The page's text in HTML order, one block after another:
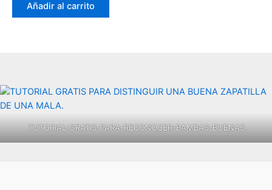
Añadir al carrito
TUTORIAL-GRATIS-PARA-RECONOCER-BAMBAS-BUENAS